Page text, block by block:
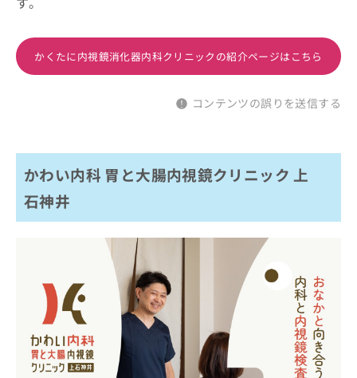
かくたに内視鏡消化器内科クリニックの紹介ページはこちら
コンテンツの誤りを送信する
かわい内科 胃と大腸内視鏡クリニック 上
石神井